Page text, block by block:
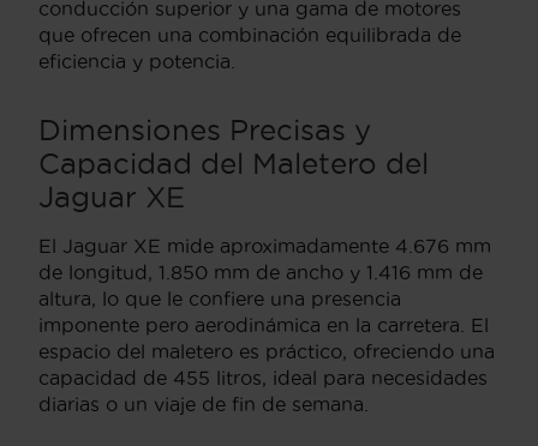
conducción superior y una gama de motores
que ofrecen una combinación equilibrada de
eficiencia y potencia.
Dimensiones Precisas y
Capacidad del Maletero del
Jaguar XE
El Jaguar XE mide aproximadamente 4.676 mm
de longitud, 1.850 mm de ancho y 1.416 mm de
altura, lo que le confiere una presencia
imponente pero aerodinámica en la carretera. El
espacio del maletero es práctico, ofreciendo una
capacidad de 455 litros, ideal para necesidades
diarias o un viaje de fin de semana.